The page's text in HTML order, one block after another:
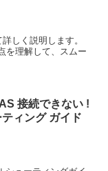
しく説明します。
を理解して、スムー
接続できない !
ティング ガイド